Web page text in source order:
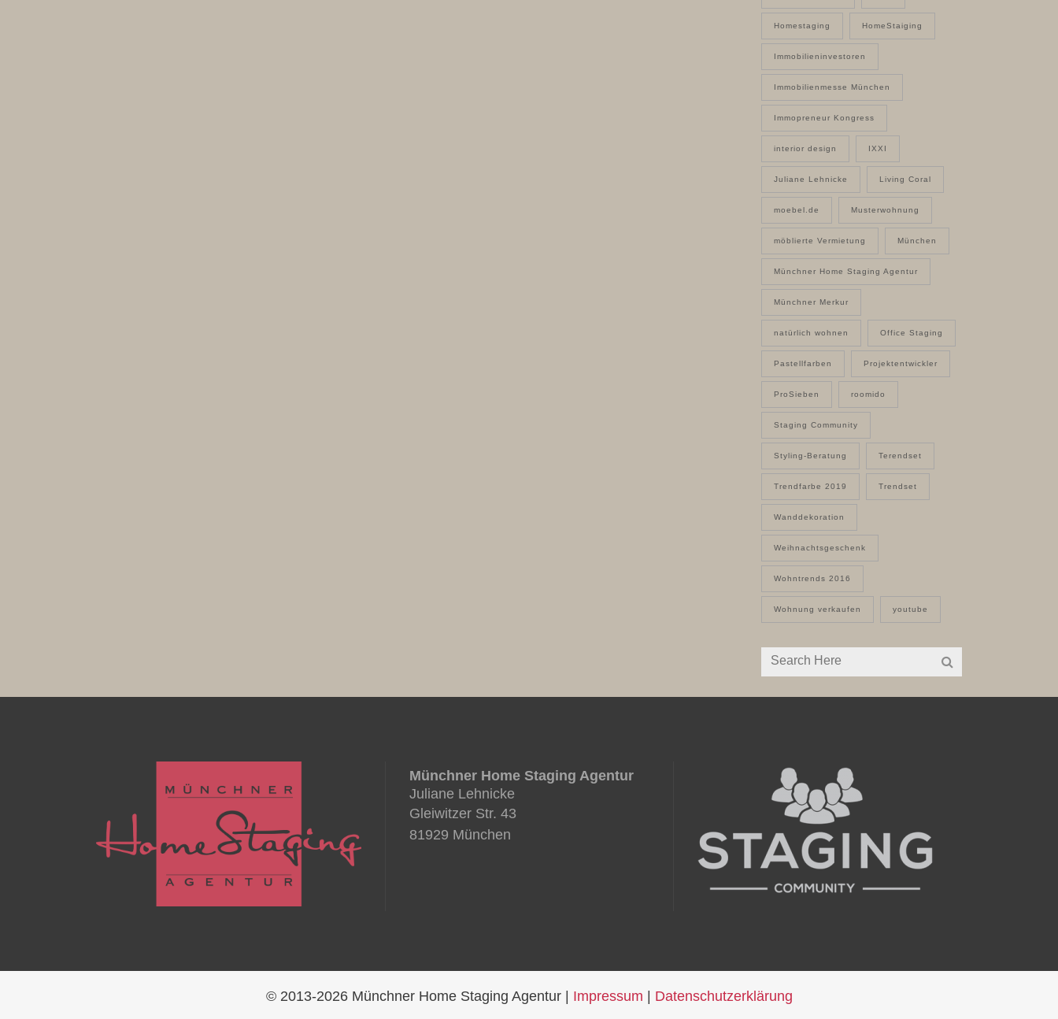
Homestaging HomeStaiging
Immobilieninvestoren
Immobilienmesse München
Immopreneur Kongress
interior design IXXI
Juliane Lehnicke Living Coral
moebel.de Musterwohnung
möblierte Vermietung München
Münchner Home Staging Agentur
Münchner Merkur
natürlich wohnen Office Staging
Pastellfarben Projektentwickler
ProSieben roomido
Staging Community
Styling-Beratung Terendset
Trendfarbe 2019 Trendset
Wanddekoration
Weihnachtsgeschenk
Wohntrends 2016
Wohnung verkaufen youtube
Münchner Home Staging Agentur
Juliane Lehnicke
Gleiwitzer Str. 43
81929 München
© 2013-2026 Münchner Home Staging Agentur | Impressum Datenschutzerklärung